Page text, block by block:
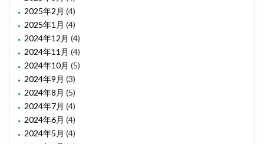
2025年2月 (4)
2025年1月 (4)
2024年12月 (4)
2024年11月 (4)
2024年10月 (5)
2024年9月 (3)
2024年8月 (5)
2024年7月 (4)
2024年6月 (4)
2024年5月 (4)